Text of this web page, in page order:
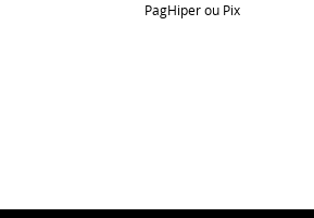
PagHiper ou Pix